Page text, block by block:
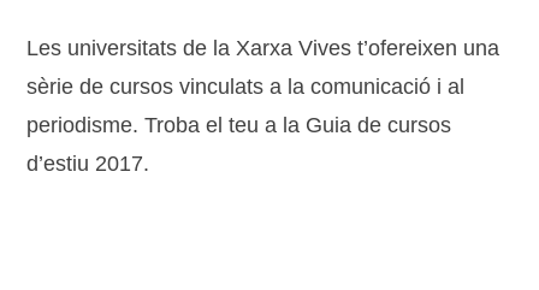
Les universitats de la Xarxa Vives t’ofereixen una
sèrie de cursos vinculats a la comunicació i al
periodisme. Troba el teu a la Guia de cursos
d’estiu 2017.